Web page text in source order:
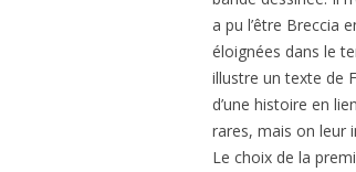
a pu l’être Breccia
éloignées dans le
illustre un texte de
d’une histoire en
rares, mais on leur
Le choix de la